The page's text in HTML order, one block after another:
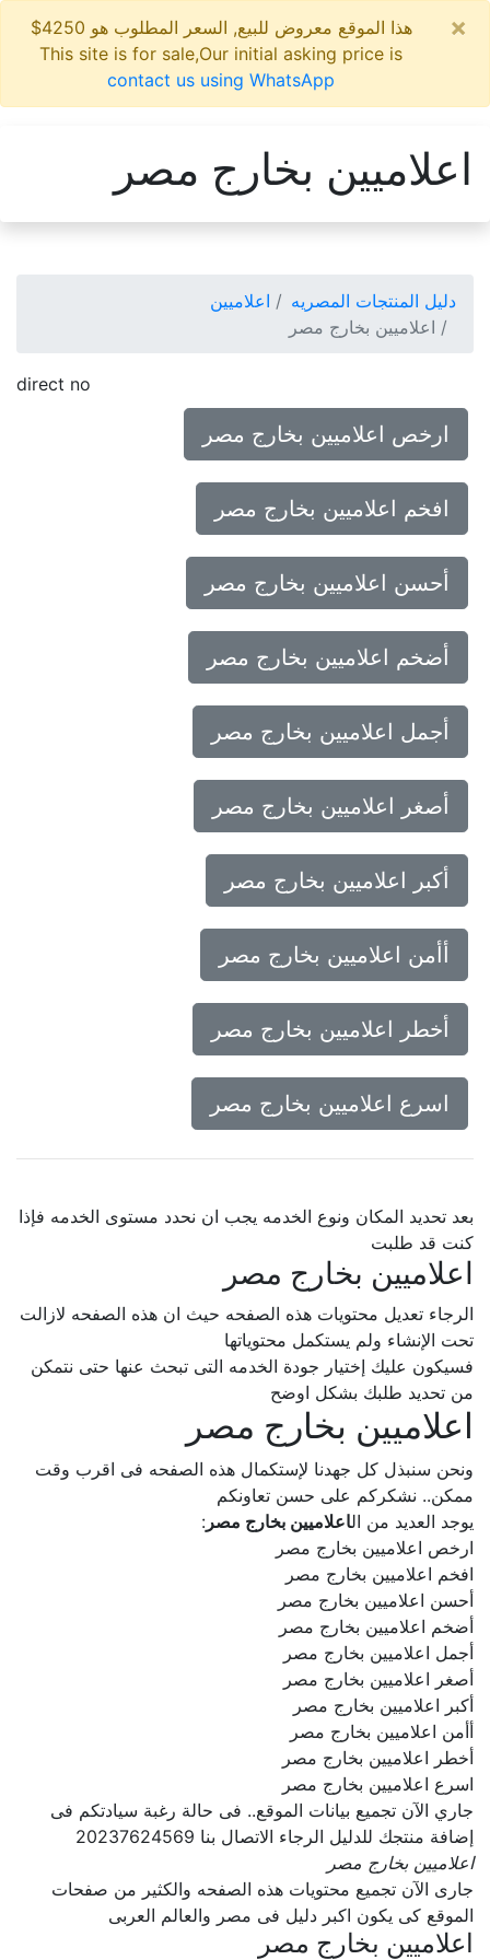
هذا الموقع معروض للبيع, السعر المطلوب هو 4250$
This site is for sale,Our initial asking price is
contact us using WhatsApp
اعلاميين بخارج مصر
دليل المنتجات المصريه
اعلاميين
اعلاميين بخارج مصر
direct no
ارخص اعلاميين بخارج مصر
افخم اعلاميين بخارج مصر
أحسن اعلاميين بخارج مصر
أضخم اعلاميين بخارج مصر
أجمل اعلاميين بخارج مصر
أصغر اعلاميين بخارج مصر
أكبر اعلاميين بخارج مصر
أأمن اعلاميين بخارج مصر
أخطر اعلاميين بخارج مصر
اسرع اعلاميين بخارج مصر
بعد تحديد المكان ونوع الخدمه يجب ان نحدد مستوى الخدمه فإذا
كنت قد طلبت
اعلاميين بخارج مصر
الرجاء تعديل محتويات هذه الصفحه حيث ان هذه الصفحه لازالت
تحت الإنشاء ولم يستكمل محتوياتها
فسيكون عليك إختيار جودة الخدمه التى تبحث عنها حتى نتمكن
من تحديد طلبك بشكل اوضح
اعلاميين بخارج مصر
ونحن سنبذل كل جهدنا لإستكمال هذه الصفحه فى اقرب وقت
ممكن.. نشكركم على حسن تعاونكم
يوجد العديد من ال اعلاميين بخارج مصر:
ارخص اعلاميين بخارج مصر
افخم اعلاميين بخارج مصر
أحسن اعلاميين بخارج مصر
أضخم اعلاميين بخارج مصر
أجمل اعلاميين بخارج مصر
أصغر اعلاميين بخارج مصر
أكبر اعلاميين بخارج مصر
أأمن اعلاميين بخارج مصر
أخطر اعلاميين بخارج مصر
اسرع اعلاميين بخارج مصر
جاري الآن تجميع بيانات الموقع.. فى حالة رغبة سيادتكم فى
إضافة منتجك للدليل الرجاء الاتصال بنا 20237624569
اعلاميين بخارج مصر
جارى الآن تجميع محتويات هذه الصفحه والكثير من صفحات
الموقع كى يكون اكبر دليل فى مصر والعالم العربى
اعلاميين بخارج مصر